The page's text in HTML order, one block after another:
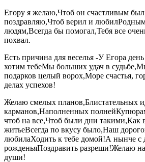
Егору я желаю,Чтоб он счастливым
поздравляю,Чтоб верил и
людям,Всегда бы помогал,Тебя все
похвал.
Есть причина для веселья -У Егора
хотим тебеМы больших удач в
подарков целый ворох,Море счастья,
делах успехов!
Желаю смелых планов,Блистательных
карманов,Наполненных
чтоб на все,Чтоб были дни такими,Как
житьеВсегда по вкусу было,Наш
любилаХодить к тебе домой!А нынче с
рожденьяПоздравить разреши!Желаю
души!